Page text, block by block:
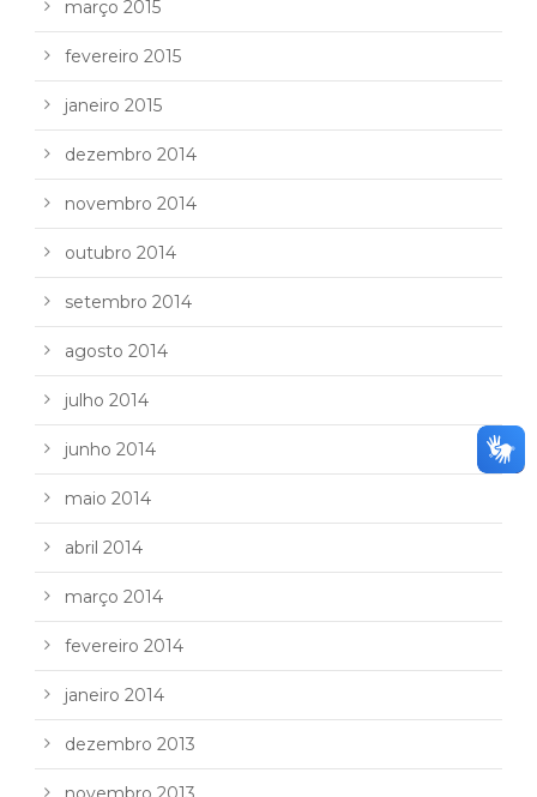
março 2015
fevereiro 2015
janeiro 2015
dezembro 2014
novembro 2014
outubro 2014
setembro 2014
agosto 2014
julho 2014
junho 2014
maio 2014
abril 2014
março 2014
fevereiro 2014
janeiro 2014
dezembro 2013